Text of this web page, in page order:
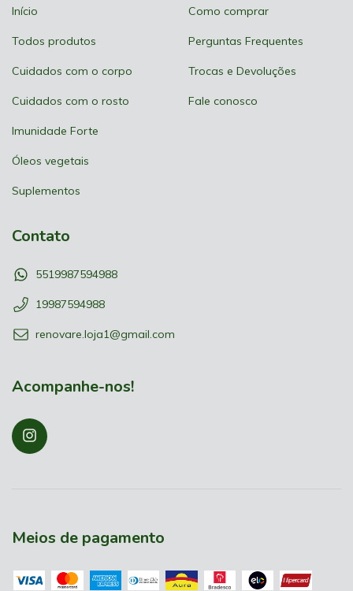
Início
Todos produtos
Cuidados com o corpo
Cuidados com o rosto
Imunidade Forte
Óleos vegetais
Suplementos
Como comprar
Perguntas Frequentes
Trocas e Devoluções
Fale conosco
Contato
5519987594988
19987594988
renovare.loja1@gmail.com
Acompanhe-nos!
Meios de pagamento